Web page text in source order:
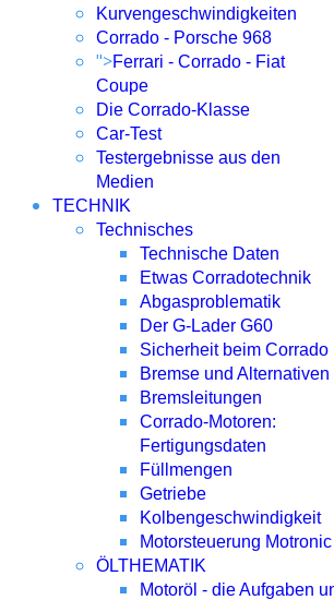
Kurvengeschwindigkeiten
Corrado - Porsche 968
">Ferrari - Corrado - Fiat
Coupe
Die Corrado-Klasse
Car-Test
Testergebnisse aus den
Medien
TECHNIK
Technisches
Technische Daten
Etwas Corradotechnik
Abgasproblematik
Der G-Lader G60
Sicherheit beim Corrado
Bremse und Alternativen
Bremsleitungen
Corrado-Motoren:
Fertigungsdaten
Füllmengen
Getriebe
Kolbengeschwindigkeit
Motorsteuerung Motronic
ÖLTHEMATIK
Motoröl - die Aufgaben